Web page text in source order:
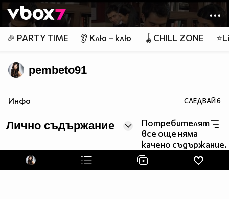
Member of
👾
🎉 PARTY TIME 👂 Клю – клю 🪀CHILL ZONE
pembeto91
Инфо СЛЕДВАЙ6
Лично съдържание
Потребителят
все още няма
качено съдържание.